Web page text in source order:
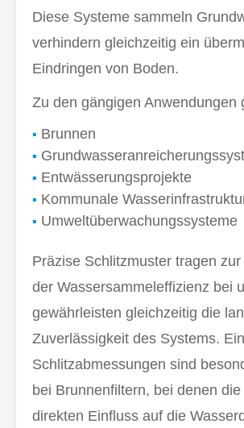
Diese Systeme sammeln
verhindern gleichzeitig ein
Eindringen von Boden.
Zu den gängigen Anwendungen
Brunnen
Entwässerungsprojekte
Kommunale
Umweltüberwachungssysteme
Präzise Schlitzmuster tragen
der Wassersammeleffizienz bei
gewährleisten gleichzeitig die
Zuverlässigkeit des Systems.
Schlitzabmessungen sind
bei Brunnenfiltern, bei denen
direkten Einfluss auf die